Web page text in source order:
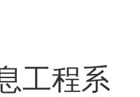
工程系